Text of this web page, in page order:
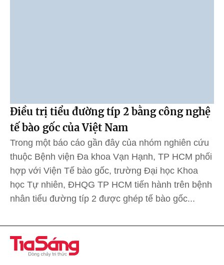
Điều trị tiểu đường típ 2 bằng công nghệ
tế bào gốc của Việt Nam
Trong một báo cáo gần đây của nhóm nghiên cứu
thuộc Bệnh viện Đa khoa Vạn Hạnh, TP HCM phối
hợp với Viện Tế bào gốc, trường Đại học Khoa
học Tự nhiên, ĐHQG TP HCM tiến hành trên bệnh
nhân tiểu đường típ 2 được ghép tế bào gốc...